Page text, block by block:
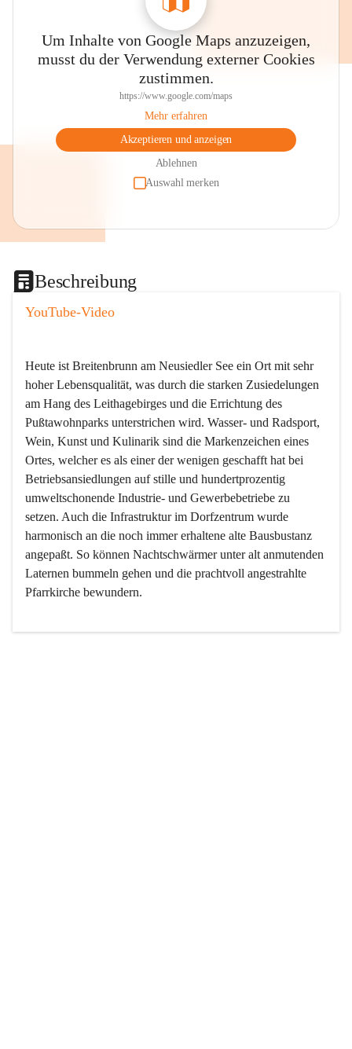
Um Inhalte von Google Maps anzuzeigen,
musst du der Verwendung externer Cookies
zustimmen.
https://www.google.com/maps
Mehr erfahren
Akzeptieren und anzeigen
Ablehnen
Auswahl merken
Beschreibung
YouTube-Video
Heute ist Breitenbrunn am Neusiedler See ein Ort mit sehr
hoher Lebensqualität, was durch die starken Zusiedelungen
am Hang des Leithagebirges und die Errichtung des
Pußtawohnparks unterstrichen wird. Wasser- und Radsport,
Wein, Kunst und Kulinarik sind die Markenzeichen eines
Ortes, welcher es als einer der wenigen geschafft hat bei
Betriebsansiedlungen auf stille und hundertprozentig
umweltschonende Industrie- und Gewerbebetriebe zu
setzen. Auch die Infrastruktur im Dorfzentrum wurde
harmonisch an die noch immer erhaltene alte Bausbustanz
angepaßt. So können Nachtschwärmer unter alt anmutenden
Laternen bummeln gehen und die prachtvoll angestrahlte
Pfarrkirche bewundern.
Der Weinbau dominert heute nicht mehr, ist aber integrativer